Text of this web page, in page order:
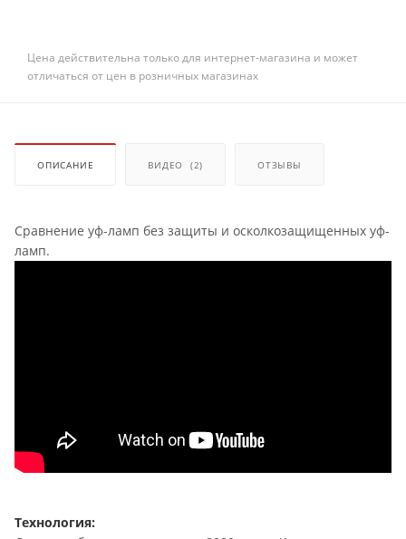
Цена действительна только для интернет-магазина и может
отличаться от цен в розничных магазинах
ОПИСАНИЕ ВИДЕО (2) ОТЗЫВЫ
Сравнение уф-ламп без защиты и осколкозащищенных уф-
ламп.
Технология: